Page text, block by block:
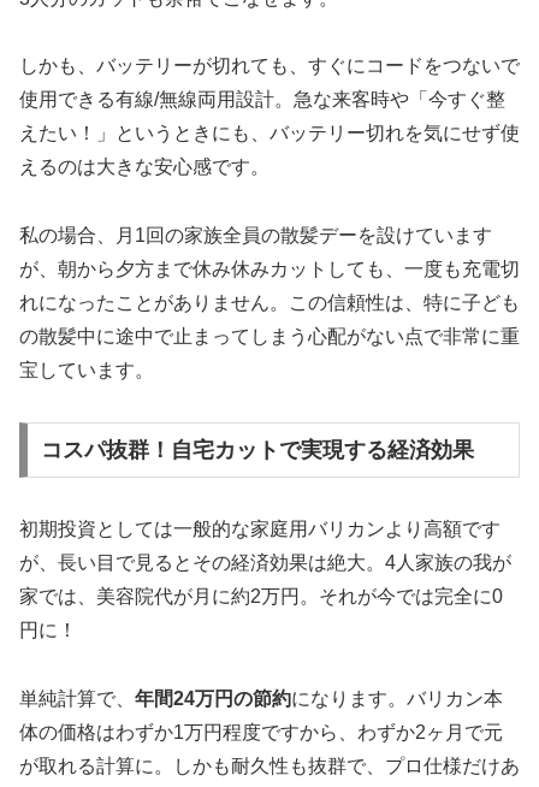
しかも、バッテリーが切れても、すぐにコードをつないで
使用できる有線/無線両用設計。急な来客時や「今すぐ整
えたい！」というときにも、バッテリー切れを気にせず使
えるのは大きな安心感です。
私の場合、月1回の家族全員の散髪デーを設けています
が、朝から夕方まで休み休みカットしても、一度も充電切
れになったことがありません。この信頼性は、特に子ども
の散髪中に途中で止まってしまう心配がない点で非常に重
宝しています。
コスパ抜群！自宅カットで実現する経済効果
初期投資としては一般的な家庭用バリカンより高額です
が、長い目で見るとその経済効果は絶大。4人家族の我が
家では、美容院代が月に約2万円。それが今では完全に0
円に！
単純計算で、 年間24万円の節約になります。バリカン本
体の価格はわずか1万円程度ですから、わずか2ヶ月で元
が取れる計算に。しかも耐久性も抜群で、プロ仕様だけあ